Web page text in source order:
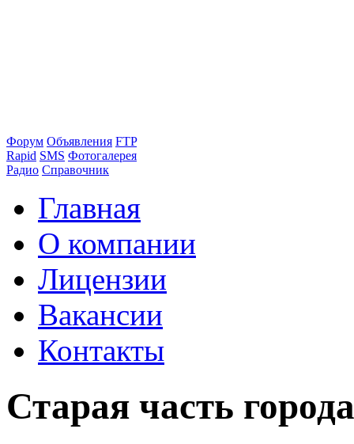
Форум Объявления FTP
Rapid SMS Фотогалерея
Радио Справочник
Главная
О компании
Лицензии
Вакансии
Контакты
Старая часть